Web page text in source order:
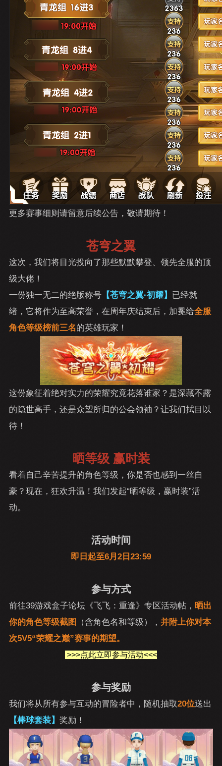
更多赛事细则请留意后续公告，敬请期待！
苍穹之翼
这次，我们将目光投向了那些默默攀登、领先全服的顶
级大佬！
一份独一无二的绝版称号【苍穹之翼·初耀】 已经就
绪，它将作为至高荣誉，在周年庆结束后，加冕给全服
角色等级榜前三名的英雄玩家！
这份象征着绝对实力的荣耀究竟花落谁家？是深藏不露
的隐世高手，还是众望所归的公会领袖？让我们拭目以
待！
晒等级 赢时装
看着自己辛苦提升的角色等级，你是否也感到一丝自
豪？现在，狂欢升温！我们发起“晒等级，赢时装”活
动。
活动时间
即日起至6月2日23:59
参与方式
前往39游戏盒子论坛《飞飞：重逢》专区活动帖， 晒出
你的角色等级截图
（含角色名和等级）， 并附上你对本
次5V5“荣耀之巅”赛事的期望。
>>>点此立即参与活动<<<
参与奖励
我们将从所有参与互动的冒险者中，随机抽取20位送出
【棒球套装】 奖励！